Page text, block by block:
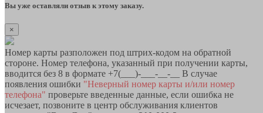
Вы уже оставляли отзыв к этому заказу.
×
Номер карты разположен под штрих-кодом на обратной
стороне. Номер телефона, указанный при получении карты,
вводится без 8 в формате +7(___)-___-__-__ В случае
появления ошибки "Неверный номер карты и/или номер
телефона" проверьте введенные данные, если ошибка не
исчезает, позвоните в центр обслуживания клиентов